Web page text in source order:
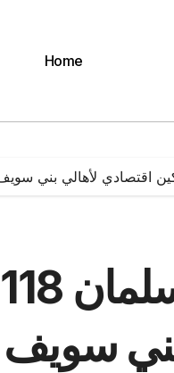
Home
سويف